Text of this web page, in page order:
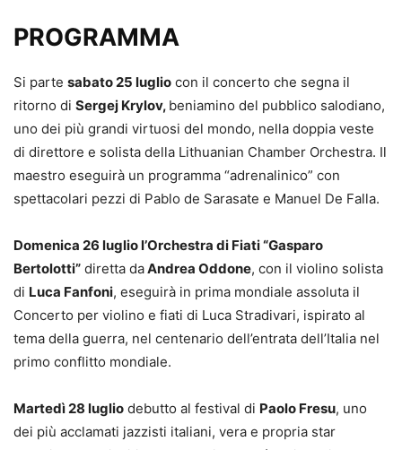
PROGRAMMA
Si parte sabato 25 luglio con il concerto che segna il
ritorno di Sergej Krylov, beniamino del pubblico salodiano,
uno dei più grandi virtuosi del mondo, nella doppia veste
di direttore e solista della Lithuanian Chamber Orchestra. Il
maestro eseguirà un programma “adrenalinico” con
spettacolari pezzi di Pablo de Sarasate e Manuel De Falla.
Domenica 26 luglio l’Orchestra di Fiati “Gasparo
Bertolotti” diretta daAndrea Oddone, con il violino solista
di Luca Fanfoni, eseguirà in prima mondiale assoluta il
Concerto per violino e fiati di Luca Stradivari, ispirato al
tema della guerra, nel centenario dell’entrata dell’Italia nel
primo conflitto mondiale.
Martedì 28 luglio debutto al festival di Paolo Fresu, uno
dei più acclamati jazzisti italiani, vera e propria star